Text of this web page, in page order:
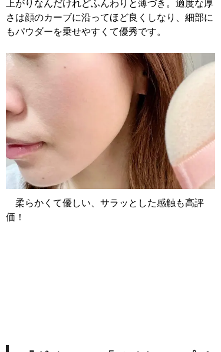
上がりなんだけれどふんわりと薄づき。適度な厚
さは顔のカーブに沿ってほど良くしなり、細部に
もパウダーを乗せやすくて優秀です。
柔らかくて優しい、サラッとした感触も高評
価！